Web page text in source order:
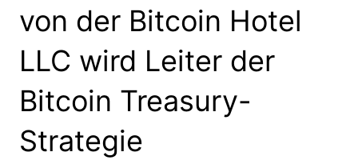
von der Bitcoin Hotel
LLC wird Leiter der
Bitcoin Treasury-
Strategie